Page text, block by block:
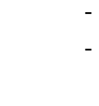
-
-